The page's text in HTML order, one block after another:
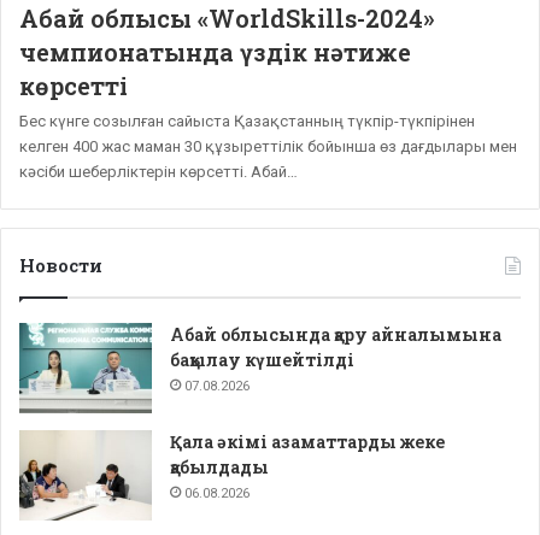
Абай облысы «WorldSkills-2024»
чемпионатында үздік нәтиже
көрсетті
Бес күнге созылған сайыста Қазақстанның түкпір-түкпірінен
келген 400 жас маман 30 құзыреттілік бойынша өз дағдылары мен
кәсіби шеберліктерін көрсетті. Абай…
Новости
Абай облысында қару айналымына
бақылау күшейтілді
07.08.2026
Қала әкімі азаматтарды жеке
қабылдады
06.08.2026